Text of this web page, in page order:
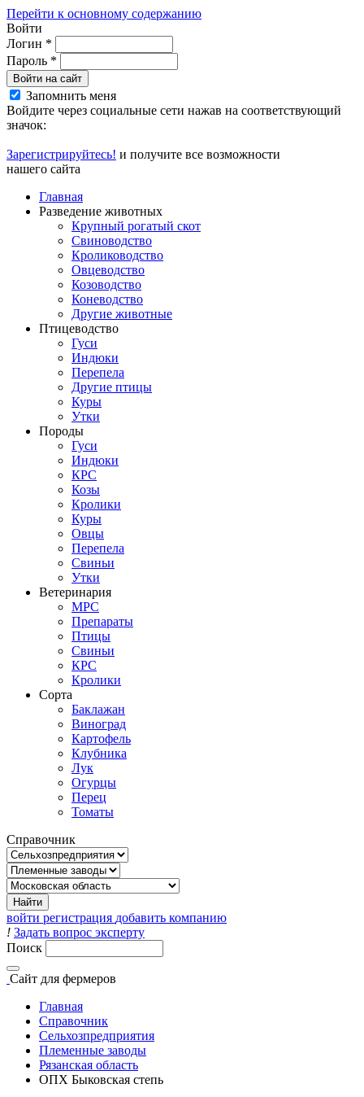
Перейти к основному содержанию
Войти
Логин *
Пароль *
Войти на сайт
Запомнить меня
Войдите через социальные сети нажав на соответствующий
значок:
Зарегистрируйтесь! и получите все возможности
нашего сайта
Главная
Разведение животных
Крупный рогатый скот
Свиноводство
Кролиководство
Овцеводство
Козоводство
Коневодство
Другие животные
Птицеводство
Гуси
Индюки
Перепела
Другие птицы
Куры
Утки
Породы
Гуси
Индюки
КРС
Козы
Кролики
Куры
Овцы
Перепела
Свиньи
Утки
Ветеринария
МРС
Препараты
Птицы
Свиньи
КРС
Кролики
Сорта
Баклажан
Виноград
Картофель
Клубника
Лук
Огурцы
Перец
Томаты
Справочник
войти регистрация добавить компанию
! Задать вопрос эксперту
Поиск
Сайт для фермеров
Главная
Справочник
Сельхозпредприятия
Племенные заводы
Рязанская область
ОПХ Быковская степь